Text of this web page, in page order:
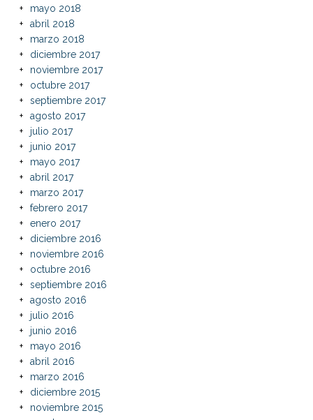
mayo 2018
abril 2018
marzo 2018
diciembre 2017
noviembre 2017
octubre 2017
septiembre 2017
agosto 2017
julio 2017
junio 2017
mayo 2017
abril 2017
marzo 2017
febrero 2017
enero 2017
diciembre 2016
noviembre 2016
octubre 2016
septiembre 2016
agosto 2016
julio 2016
junio 2016
mayo 2016
abril 2016
marzo 2016
diciembre 2015
noviembre 2015